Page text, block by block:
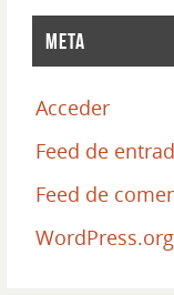
Meta
Acceder
Feed de
Feed de
WordPress.org